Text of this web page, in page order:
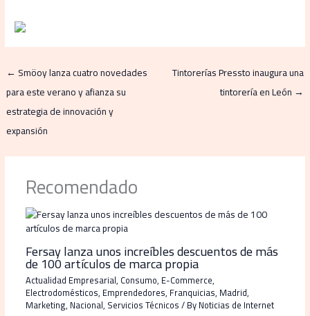
← Smöoy lanza cuatro novedades
para este verano y afianza su
estrategia de innovación y
expansión
Tintorerías Pressto inaugura una
tintorería en León →
Recomendado
Fersay lanza unos increíbles descuentos de más
de 100 artículos de marca propia
Actualidad Empresarial, Consumo, E-Commerce,
Electrodomésticos, Emprendedores, Franquicias, Madrid,
Marketing, Nacional, Servicios Técnicos/ ByNoticias de Internet